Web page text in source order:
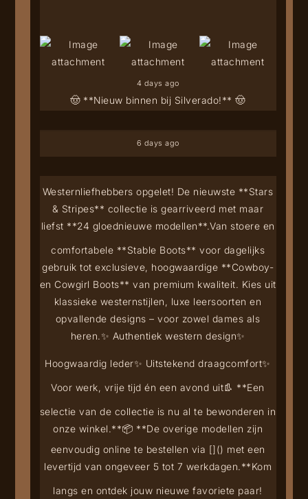
🤠 **Nieuw binnen bij Silverado!** 🤠
4 days ago
6 days ago
Westernliefhebbers opgelet! De nieuwste **Stars
& Stripes** collectie is gearriveerd met maar
liefst **24 gloednieuwe modellen**.Van stoere en
comfortabele **Stable Boots** voor dagelijks
gebruik tot exclusieve, hoogwaardige **Cowboy-
en Cowgirl Boots** van premium kwaliteit. Kies uit
klassieke westernstijlen, luxe leersoorten en
opvallende designs – voor zowel dames als
heren.✨ Authentiek western design✨
Hoogwaardig leder✨ Uitstekend draagcomfort✨
Voor werk, vrije tijd én een avond uit👢 **Een
selectie van de collectie is nu al te bewonderen in
onze winkel.**📦 **De overige modellen zijn
eenvoudig online te bestellen via []() met een
levertijd van ongeveer 5 tot 7 werkdagen.**Kom
langs en ontdek jouw nieuwe favoriete paar!